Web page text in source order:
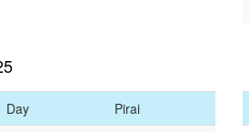
Day
Pirai